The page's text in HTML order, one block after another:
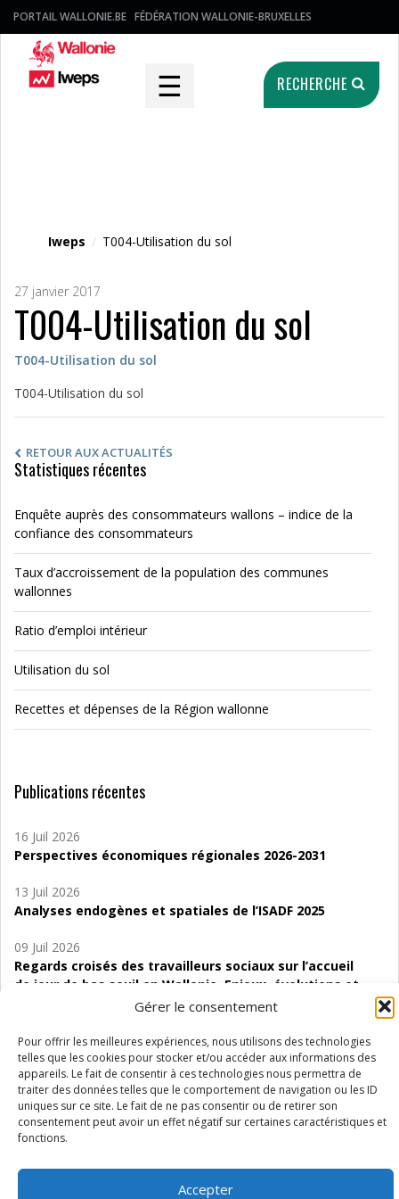
Gérer le consentement
Pour offrir les meilleures expériences, nous utilisons des technologies
telles que les cookies pour stocker et/ou accéder aux informations des
appareils. Le fait de consentir à ces technologies nous permettra de
traiter des données telles que le comportement de navigation ou les ID
uniques sur ce site. Le fait de ne pas consentir ou de retirer son
consentement peut avoir un effet négatif sur certaines caractéristiques et
fonctions.
Accepter
PORTAIL WALLONIE.BE FÉDÉRATION WALLONIE-BRUXELLES
☰ RECHERCHE
Iweps / T004-Utilisation du sol
27 janvier 2017
T004-Utilisation du sol
T004-Utilisation du sol
T004-Utilisation du sol
RETOUR AUX ACTUALITÉS
Statistiques récentes
Enquête auprès des consommateurs wallons – indice de la
confiance des consommateurs
Taux d’accroissement de la population des communes
wallonnes
Ratio d’emploi intérieur
Utilisation du sol
Recettes et dépenses de la Région wallonne
Publications récentes
16 Juil 2026
Perspectives économiques régionales 2026-2031
13 Juil 2026
Analyses endogènes et spatiales de l’ISADF 2025
09 Juil 2026
Regards croisés des travailleurs sociaux sur l’accueil
de jour de bas seuil en Wallonie. Enjeux, évolutions et
06 Juil 2026
Étude d’évaluabilité des Structures
d’accompagnement à l’autocréation d’emploi (SAACE)
01 Juil 2026
Pénurie du personnel infirmier :quels indicateurs
Wallonie ?